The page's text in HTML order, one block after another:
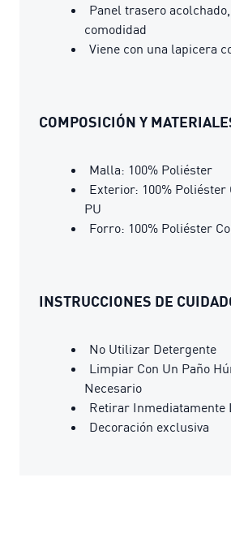
Panel trasero
comodidad
Viene con una lapicera
COMPOSICIÓN Y
Malla: 100% Poliéster
Exterior: 100% Poliéster
PU
Forro: 100% Poliéster
INSTRUCCIONES DE
No Utilizar Detergente
Limpiar Con Un Paño
Necesario
Retirar Inmediatamente
Decoración exclusiva